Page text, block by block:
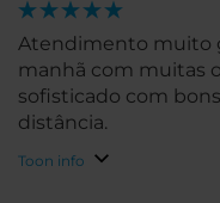
Atendimento muito
manhã com muitas
sofisticado com
distância.
Toon info